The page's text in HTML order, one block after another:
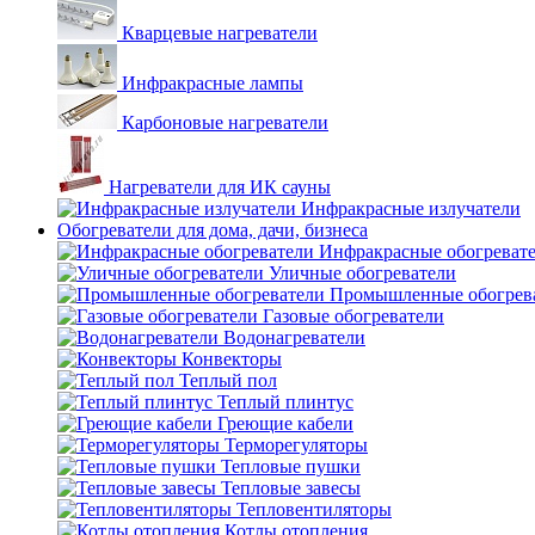
Кварцевые нагреватели
Инфракрасные лампы
Карбоновые нагреватели
Нагреватели для ИК сауны
Инфракрасные излучатели
Обогреватели для дома, дачи, бизнеса
Инфракрасные
Уличные обогреватели
Промышленные
Газовые обогреватели
Водонагреватели
Конвекторы
Теплый пол
Теплый плинтус
Греющие кабели
Терморегуляторы
Тепловые пушки
Тепловые завесы
Тепловентиляторы
Котлы отопления